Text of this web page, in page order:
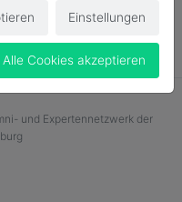
und Expertennetzwerk der
Einstellungen
Alle Cookies akzeptieren